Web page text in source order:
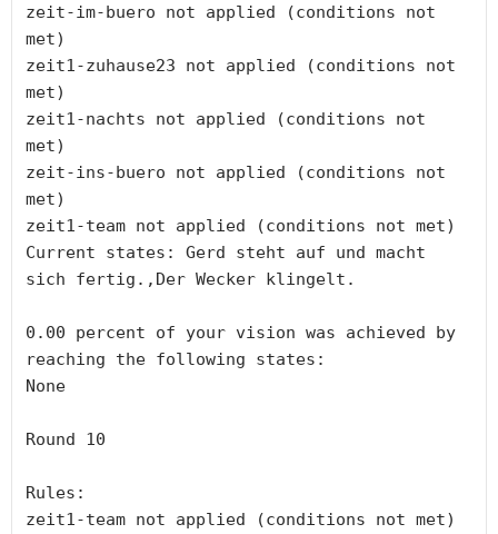
zeit-im-buero not applied (conditions not
met)
zeit1-zuhause23 not applied (conditions not
met)
zeit1-nachts not applied (conditions not
met)
zeit-ins-buero not applied (conditions not
met)
zeit1-team not applied (conditions not met)
Current states: Gerd steht auf und macht
sich fertig.,Der Wecker klingelt.
0.00 percent of your vision was achieved by
reaching the following states:
None
Round 10
Rules:
zeit1-team not applied (conditions not met)